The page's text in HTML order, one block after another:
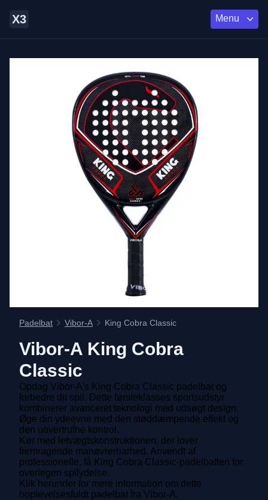
X3 Menu
Padelbat Vibor-A King Cobra Classic
Vibor-A King Cobra
Classic
Opdag Vibor-A's King Cobra Classic padelbat og
forbedre dit spil. Dette førsteklasses sportsudstyr
kombinerer avanceret teknologi med udsøgt design.
Øge din ydeevne med den støddæmpende effekt og
den uovertrufne kontrol.
Kør med letvægtskonstruktionen, der lover
fremragende manøvrerbarhed. Anvendt af
professionelle, få King Cobra Classic-padelbatten for
overlegen spilydelse.
Klik herunder for mere information om dette
hoplevelsesfuldt padelbat fra Vibor-A.